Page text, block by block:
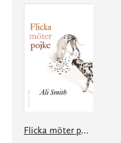
Flicka möter pojke